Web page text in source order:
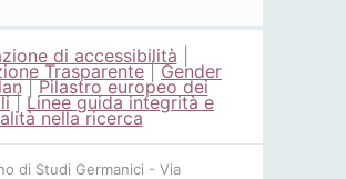
di accessibilità
Trasparente|Gender
|Pilastro europeo dei
| Linee guida integrità e
nella ricerca
di Studi Germanici - Via